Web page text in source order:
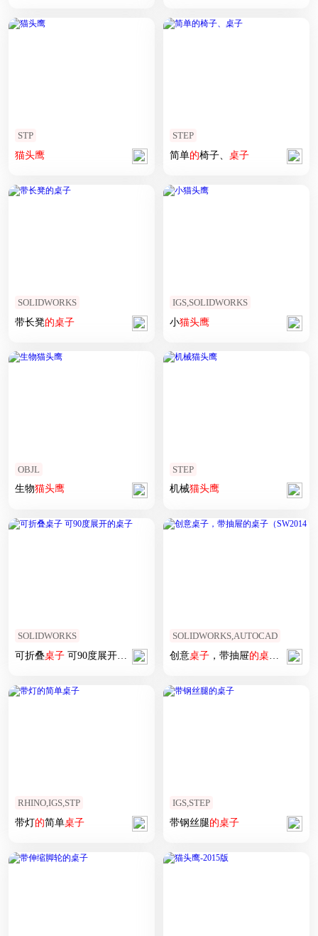
STP
猫头鹰
STEP
简单的椅子、 桌子
SOLIDWORKS
带长凳的桌子
IGS,SOLIDWORKS
小猫头鹰
OBJL
生物猫头鹰
STEP
机械猫头鹰
SOLIDWORKS
可折叠桌子可90度展开的 桌子
SOLIDWORKS,AUTOCAD
创意桌子，带抽屉的桌子 （
RHINO,IGS,STP
带灯的简单桌子
IGS,STEP
带钢丝腿的桌子